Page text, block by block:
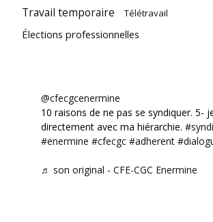
Travail temporaire Télétravail
Élections professionnelles
@cfecgcenermine
10 raisons de ne pas se syndiquer. 5-
directement avec ma hiérarchie.
#enermine #cfecgc #adherent
♬ son original - CFE-CGC Enermine